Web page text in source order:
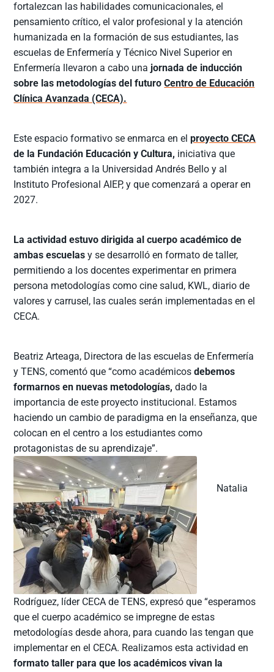
fortalezcan las habilidades comunicacionales, el
pensamiento crítico, el valor profesional y la atención
humanizada en la formación de sus estudiantes, las
escuelas de Enfermería y Técnico Nivel Superior en
Enfermería llevaron a cabo una jornada de inducción
sobre las metodologías del futuroCentro de Educación
Clínica Avanzada (CECA).
Este espacio formativo se enmarca en elproyecto CECA
de la Fundación Educación y Cultura, iniciativa que
también integra a la Universidad Andrés Bello y al
Instituto Profesional AIEP, y que comenzará a operar en
2027.
La actividad estuvo dirigida al cuerpo académico de
ambas escuelas y se desarrolló en formato de taller,
permitiendo a los docentes experimentar en primera
persona metodologías como cine salud, KWL, diario de
valores y carrusel, las cuales serán implementadas en el
CECA.
Beatriz Arteaga, Directora de las escuelas de Enfermería
y TENS, comentó que “como académicosdebemos
formarnos en nuevas metodologías, dado la
importancia de este proyecto institucional. Estamos
haciendo un cambio de paradigma en la enseñanza, que
colocan en el centro a los estudiantes como
protagonistas de su aprendizaje”.
Natalia
Rodríguez, líder CECA de TENS, expresó que “esperamos
que el cuerpo académico se impregne de estas
metodologías desde ahora, para cuando las tengan que
implementar en el CECA. Realizamos esta actividad en
formato taller para que los académicos vivan la